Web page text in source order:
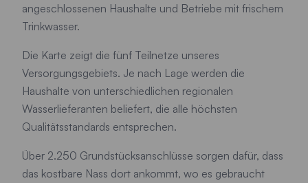
angeschlossenen Haushalte und Betriebe mit frischem
Trinkwasser.
Die Karte zeigt die fünf Teilnetze unseres
Versorgungsgebiets. Je nach Lage werden die
Haushalte von unterschiedlichen regionalen
Wasserlieferanten beliefert, die alle höchsten
Qualitätsstandards entsprechen.
Über 2.250 Grundstücksanschlüsse sorgen dafür, dass
das kostbare Nass dort ankommt, wo es gebraucht